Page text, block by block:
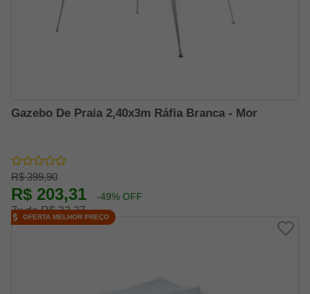
Gazebo De Praia 2,40x3m Ráfia Branca - Mor
R$ 399,90
R$ 203,31 -49% OFF
7x de R$ 32,27
OFERTA MELHOR PREÇO